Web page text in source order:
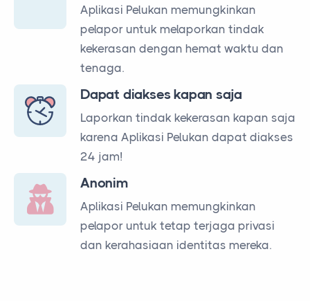
Aplikasi Pelukan memungkinkan
pelapor untuk melaporkan tindak
kekerasan dengan hemat waktu dan
tenaga.
Dapat diakses kapan saja
Laporkan tindak kekerasan kapan saja
karena Aplikasi Pelukan dapat diakses
24 jam!
Anonim
Aplikasi Pelukan memungkinkan
pelapor untuk tetap terjaga privasi
dan kerahasiaan identitas mereka.